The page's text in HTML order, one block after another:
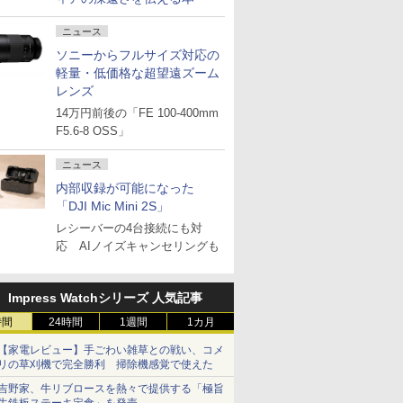
ニュース
ソニーからフルサイズ対応の
軽量・低価格な超望遠ズーム
レンズ
14万円前後の「FE 100-400mm
F5.6-8 OSS」
ニュース
内部収録が可能になった
「DJI Mic Mini 2S」
レシーバーの4台接続にも対
応 AIノイズキャンセリングも
Impress Watchシリーズ 人気記事
24時間 1週間 1カ月
家電レビュー】手ごわい雑草との戦い、コメ
の草刈機で完全勝利 掃除機感覚で使えた
野家、牛リブロースを熱々で提供する「極旨